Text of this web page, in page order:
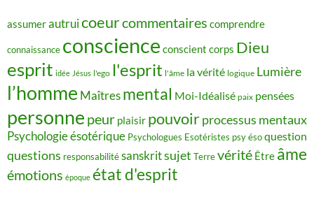
assumerautruicoeurcommentaires comprendre
connaissance conscience conscient corps Dieu
esprit idée Jésus l'ego l'esprit l'âme la vérité logique Lumière
l’homme Maîtres mental Moi-Idéalisé paix pensées
personne peur plaisir pouvoirprocessus mentaux
Psychologie ésotérique Psychologues Esotéristes psy ésoquestion
questions responsabilitésanskritsujet Terrevérité Être âme
émotions époque état d'esprit